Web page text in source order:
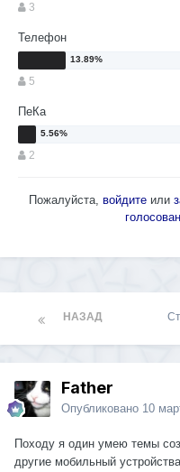
3
Телефон
5
ПеКа
2
Пожалуйста, войдитеили
НАЗАД
Father
Опубликовано 10
Походу я один умею темы
другие мобильный